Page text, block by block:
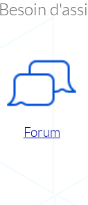
Besoin
Forum